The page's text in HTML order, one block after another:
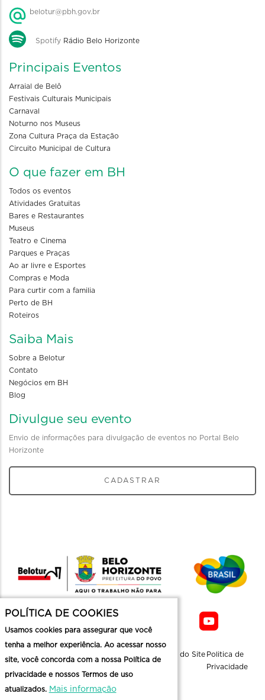
belotur@pbh.gov.br
Spotify Rádio Belo Horizonte
Principais Eventos
Arraial de Belô
Festivais Culturais Municipais
Carnaval
Noturno nos Museus
Zona Cultura Praça da Estação
Circuito Municipal de Cultura
O que fazer em BH
Todos os eventos
Atividades Gratuitas
Bares e Restaurantes
Museus
Teatro e Cinema
Parques e Praças
Ao ar livre e Esportes
Compras e Moda
Para curtir com a familia
Perto de BH
Roteiros
Saiba Mais
Sobre a Belotur
Contato
Negócios em BH
Blog
Divulgue seu evento
Envio de informações para divulgação de eventos no Portal Belo
Horizonte
CADASTRAR
Mapa do Site Politica de
Privacidade
POLÍTICA DE COOKIES
Usamos cookies para assegurar que você
tenha a melhor experiência. Ao acessar nosso
site, você concorda com a nossa Política de
privacidade e nossos Termos de uso
atualizados. Mais informação